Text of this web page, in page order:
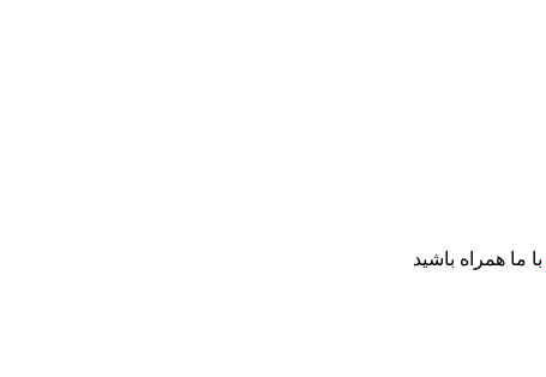
با ما همراه باشید